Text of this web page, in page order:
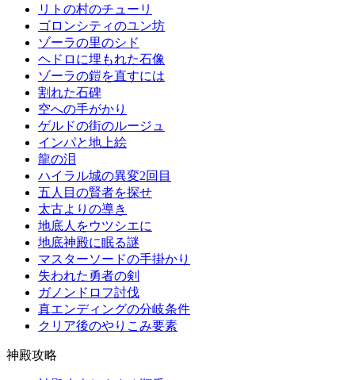
リトの村のチューリ
ゴロンシティのユン坊
ゾーラの里のシド
ヘドロに埋もれた石像
ゾーラの鎧を直すには
割れた石碑
空への手がかり
ゲルドの街のルージュ
インパと地上絵
龍の泪
ハイラル城の異変2回目
五人目の賢者を探せ
太古よりの導き
地底人をウツシエに
地底神殿に眠る謎
マスターソードの手掛かり
失われた勇者の剣
ガノンドロフ討伐
真エンディングの分岐条件
クリア後のやりこみ要素
神殿攻略